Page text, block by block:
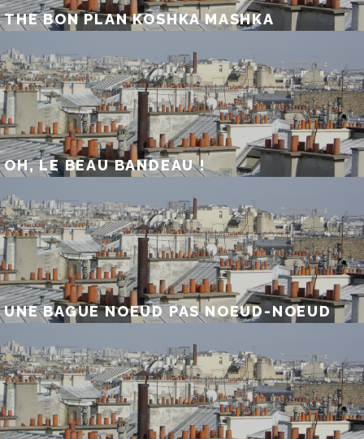
THE BON PLAN KOSHKA MASHKA
OH, LE BEAU BANDEAU !
UNE BAGUE NOEUD PAS NOEUD-NOEUD